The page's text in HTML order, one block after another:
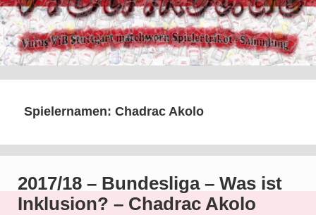
Spielernamen:Chadrac Akolo
2017/18 – Bundesliga – Was ist
Inklusion? – Chadrac Akolo